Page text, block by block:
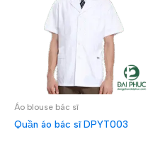
Áo blouse bác sĩ
Quần áo bác sĩ DPYT003